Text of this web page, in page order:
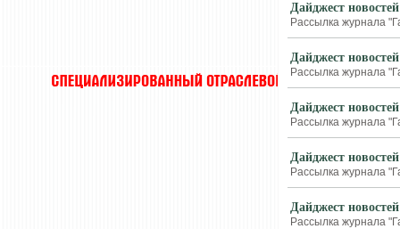
Дайджест
Рассылка журнала
Дайджест
Рассылка журнала
Дайджест
Рассылка журнала
Дайджест
Рассылка журнала
Дайджест
Рассылка журнала